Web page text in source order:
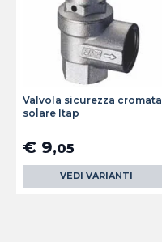
Valvola sicurezza cromata
solare Itap
€ 9,05
VEDI VARIANTI